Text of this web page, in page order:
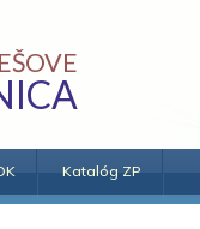
Katalóg ZP